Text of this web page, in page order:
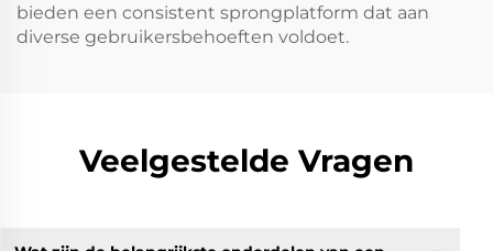
bieden een consistent sprongplatform dat aan
diverse gebruikersbehoeften voldoet.
Veelgestelde Vragen